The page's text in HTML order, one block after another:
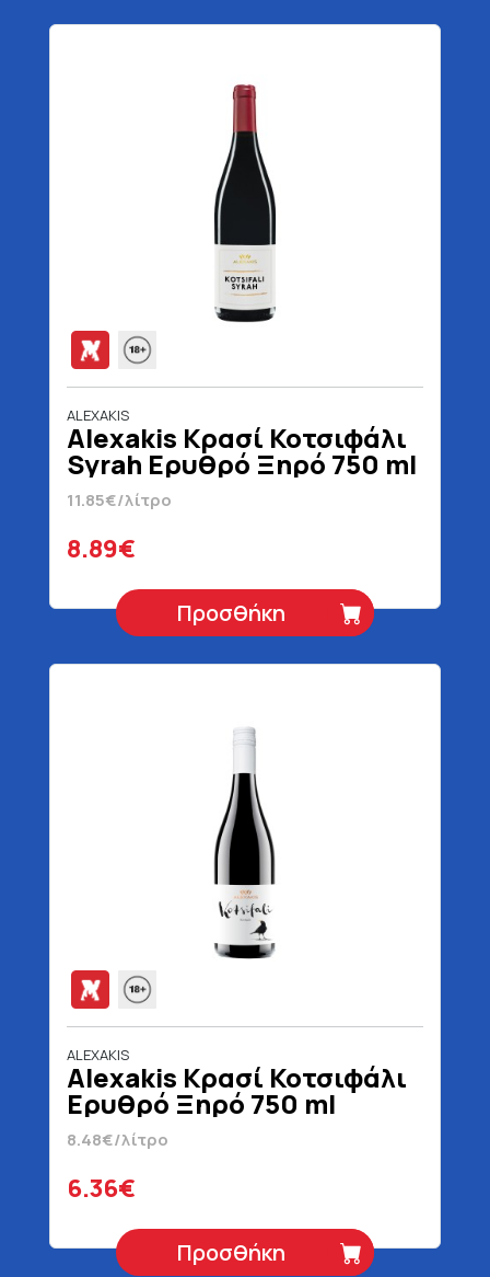
ALEXAKIS
Alexakis Κρασί Κοτσιφάλι
Syrah Ερυθρό Ξηρό 750 ml
11.85€/λίτρο
8.89€
Προσθήκη
ALEXAKIS
Alexakis Κρασί Κοτσιφάλι
Ερυθρό Ξηρό 750 ml
8.48€/λίτρο
6.36€
Προσθήκη